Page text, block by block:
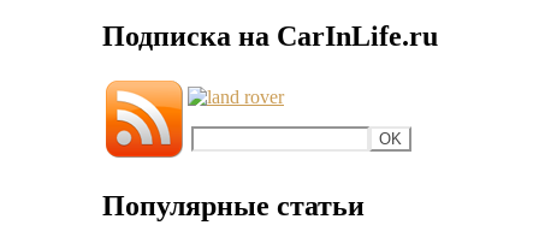
Подписка на CarInLife.ru
Популярные статьи